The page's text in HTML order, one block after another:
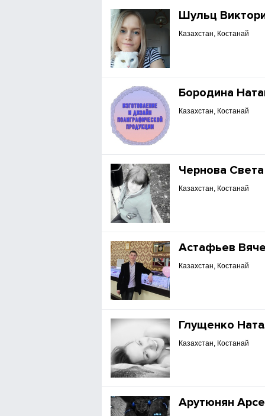
Шульц
Казахстан, Костанай
Бородина
Казахстан, Костанай
Чернова Света
Казахстан, Костанай
Астафьев
Казахстан, Костанай
Глущенко
Казахстан, Костанай
Арутюнян